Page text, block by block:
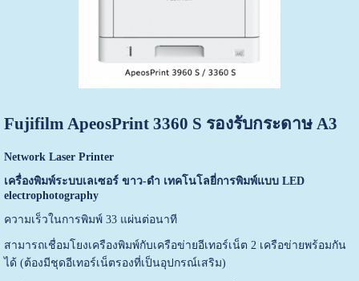
Fujifilm ApeosPrint 3360 S รองรับกระดาษ A3
Network Laser Printer
เครื่องพิมพ์ระบบเลเซอร์ ขาว-ดำ เทคโนโลยี่การพิมพ์แบบ LED
electrophotography
ความเร็วในการพิมพ์ 33 แผ่นต่อนาที
สามารถเชื่อมโยงเครืองพิมพ์กับเครือข่ายอีเทอร์เน็ต 2 เครือข่ายพร้อมกัน
ได้ (ต้องมีชุดอีเทอร์เน็ตรองที่เป็นอุปกรณ์เสริม)